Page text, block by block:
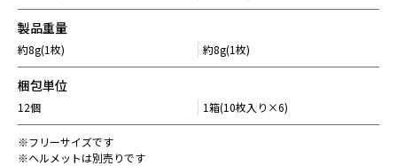
製品重量
約8g(1枚) 約8g(1枚)
梱包単位
12個 1箱(10枚入り×6)
※フリーサイズです
※ヘルメットは別売りです